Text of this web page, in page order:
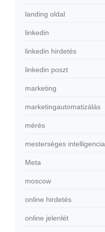
landing oldal
linkedin
linkedin hirdetés
linkedin poszt
marketing
marketingautomatizálás
mérés
mesterséges intelligencia
Meta
moscow
online hirdetés
online jelenlét